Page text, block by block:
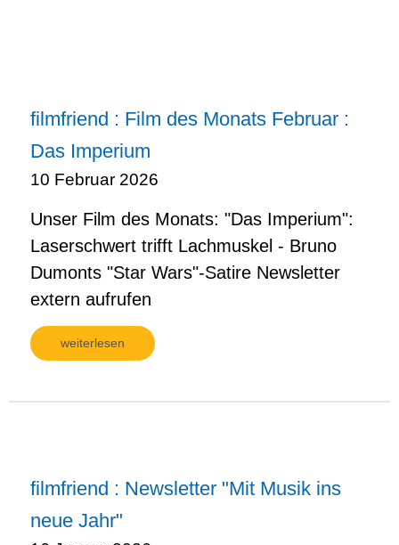
filmfriend : Film des Monats Februar :
Das Imperium
10 Februar 2026
Unser Film des Monats: "Das Imperium":
Laserschwert trifft Lachmuskel - Bruno
Dumonts "Star Wars"-Satire Newsletter
extern aufrufen
weiterlesen
filmfriend : Newsletter "Mit Musik ins
neue Jahr"